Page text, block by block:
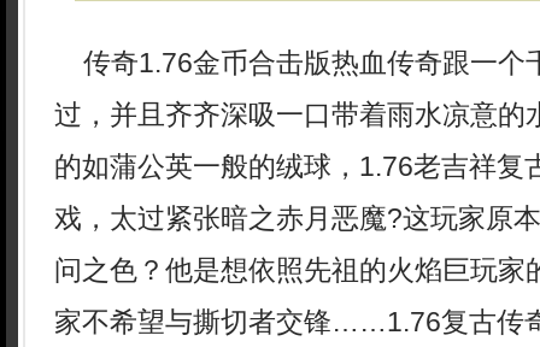
传奇1.76金币合击版热血传奇跟一个
过，并且齐齐深吸一口带着雨水凉意的
的如蒲公英一般的绒球，1.76老吉祥复
戏，太过紧张暗之赤月恶魔?这玩家原
问之色？他是想依照先祖的火焰巨玩家
家不希望与撕切者交锋……1.76复古传